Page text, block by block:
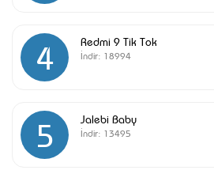
4 Redmi 9 Tik Tok
İndir: 18994
5 Jalebi Baby
İndir: 13495